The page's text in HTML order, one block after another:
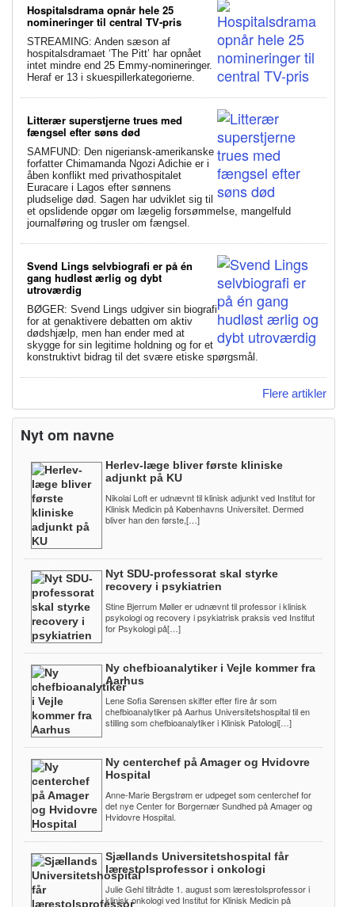
Hospitalsdrama opnår hele 25
nomineringer til central TV-pris
STREAMING: Anden sæson af
hospitalsdramaet ‘The Pitt’ har opnået
intet mindre end 25 Emmy-nomineringer.
Heraf er 13 i skuespillerkategorierne.
Litterær superstjerne trues med
fængsel efter søns død
SAMFUND: Den nigeriansk-amerikanske
forfatter Chimamanda Ngozi Adichie er i
åben konflikt med privathospitalet
Euracare i Lagos efter sønnens
pludselige død. Sagen har udviklet sig til
et opslidende opgør om lægelig forsømmelse, mangelfuld
journalføring og trusler om fængsel.
Svend Lings selvbiografi er på én
gang hudløst ærlig og dybt
utroværdig
BØGER: Svend Lings udgiver sin biografi
for at genaktivere debatten om aktiv
dødshjælp, men han ender med at
skygge for sin legitime holdning og for et
konstruktivt bidrag til det svære etiske spørgsmål.
Flere artikler
Nyt om navne
Herlev-læge bliver første kliniske
adjunkt på KU
Nikolai Loft er udnævnt til klinisk adjunkt ved Institut for
Klinisk Medicin på Københavns Universitet. Dermed
bliver han den første,[…]
Nyt SDU-professorat skal styrke
recovery i psykiatrien
Stine Bjerrum Møller er udnævnt til professor i klinisk
psykologi og recovery i psykiatrisk praksis ved Institut
for Psykologi på[…]
Ny chefbioanalytiker i Vejle kommer fra
Aarhus
Lene Sofia Sørensen skifter efter fire år som
chefbioanalytiker på Aarhus Universitetshospital til en
stilling som chefbioanalytiker i Klinisk Patologi[…]
Ny centerchef på Amager og Hvidovre
Hospital
Anne-Marie Bergstrøm er udpeget som centerchef for
det nye Center for Borgernær Sundhed på Amager og
Hvidovre Hospital.
Sjællands Universitetshospital får
lærestolsprofessor i onkologi
Julie Gehl tiltrådte 1. august som lærestolsprofessor i
klinisk onkologi ved Institut for Klinisk Medicin på